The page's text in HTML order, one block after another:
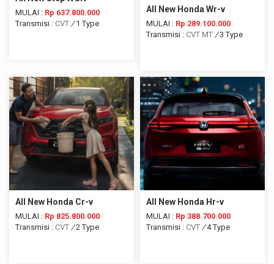
MULAI : Rp 637.800.000
Transmisi : CVT /1 Type
All New Honda Wr-v
MULAI : Rp 289.100.000
Transmisi : CVT MT /3 Type
All New Honda Cr-v
MULAI : Rp 825.800.000
Transmisi : CVT /2 Type
All New Honda Hr-v
MULAI : Rp 388.700.000
Transmisi : CVT /4 Type